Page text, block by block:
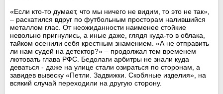
«Если кто-то думает, что мы ничего не видим, то это не так»,
– раскатился вдруг по футбольным просторам налившийся
металлом глас. От неожиданности наименее стойкие
невольно пригнулись, а иные даже, глядя куда-то в облака,
тайком осенили себя крестным знамением. «А не отправить
ли нам судей на детектор?» – продолжал тем временем
лютовать глава РФС. Бедолаги арбитры не знали куда
деваться - даже на улице стали озираться по сторонам, а
завидев вывеску «Петли. Задвижки. Скобяные изделия», на
всякий случай переходили на другую сторону.